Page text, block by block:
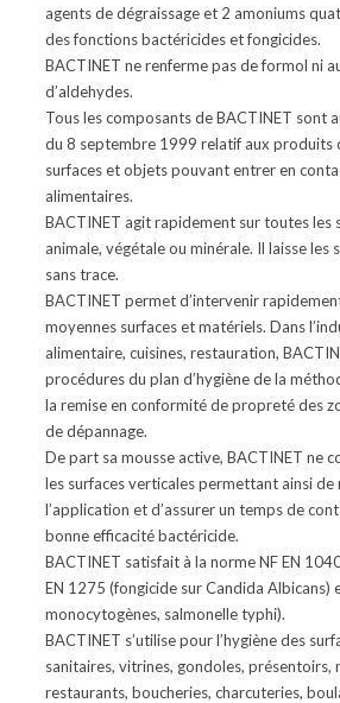
agents de dégraissage et 2 amoniums
des fonctions bactéricides et fongicides.
BACTINET ne renferme pas de formol ni
d’aldehydes.
Tous les composants de BACTINET sont
du 8 septembre 1999 relatif aux produits
surfaces et objets pouvant entrer en
alimentaires.
BACTINET agit rapidement sur toutes les
animale, végétale ou minérale. Il laisse
sans trace.
BACTINET permet d’intervenir
moyennes surfaces et matériels. Dans
alimentaire, cuisines, restauration,
procédures du plan d’hygiène de la
la remise en conformité de propreté des
de dépannage.
De part sa mousse active, BACTINET ne
les surfaces verticales permettant ainsi de
l’application et d’assurer un temps de
bonne efficacité bactéricide.
BACTINET satisfait à la norme NF EN
EN 1275 (fongicide sur Candida Albicans)
monocytogènes, salmonelle typhi).
BACTINET s’utilise pour l’hygiène des
sanitaires, vitrines, gondoles, présentoirs,
restaurants, boucheries, charcuteries,